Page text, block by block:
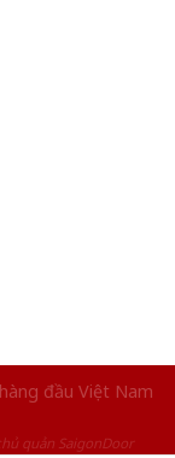
đầu Việt Nam
quản SaigonDoor